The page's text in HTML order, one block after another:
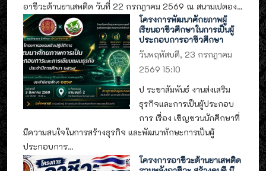
อาชีวะต้านยาเสพติด วันที่ 22 กรกฎาคม 2569 ณ สนามเปตอง...
โครงการพัฒนาศักยภาพผู้
เรียนอาชีวศึกษาในการเป็นผู้
ประกอบการอาชีวศึกษา
วันพฤหัสบดี, 23 กรกฎาคม
2569 15:10
ป ระชาสัมพันธ์ งานส่งเสริม
ธุรกิจและการเป็นผู้ประกอบ
การ เรื่อง เชิญชวนนักศึกษาที่
มีความสนใจในการสร้างธุรกิจ และพัฒนาทักษะการเป็นผู้
ประกอบการ...
โครงการอาชีวะต้านยาเสพติด